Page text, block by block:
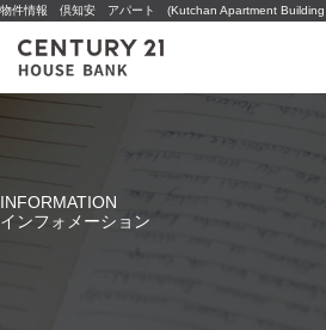
INFORMATION
インフォメーション